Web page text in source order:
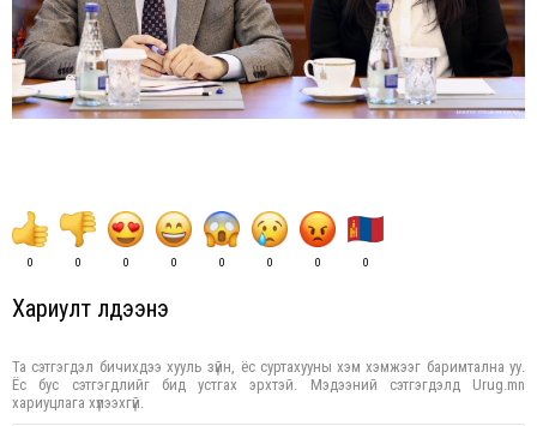
0 0 0 0 0 0 0 0
Хариулт үлдээнэ үү
Та сэтгэгдэл бичихдээ хууль зүйн, ёс суртахууны хэм хэмжээг баримтална уу.
Ёс бус сэтгэгдлийг бид устгах эрхтэй. Мэдээний сэтгэгдэлд Urug.mn
хариуцлага хүлээхгүй.